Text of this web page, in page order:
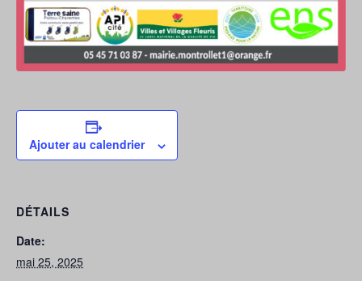
Ajouter au calendrier
DÉTAILS
Date:
mai 25, 2025